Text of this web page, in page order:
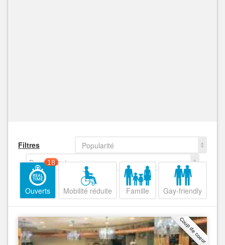
Filtres
Popularité
Decroissant
Ouverts
18
Mobilité réduite Famille Gay-friendly
Coup de coeur